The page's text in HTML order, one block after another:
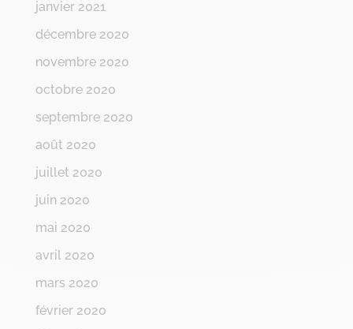
janvier 2021
décembre 2020
novembre 2020
octobre 2020
septembre 2020
août 2020
juillet 2020
juin 2020
mai 2020
avril 2020
mars 2020
février 2020